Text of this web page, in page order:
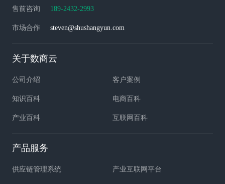
售前咨询 189-2432-2993
市场合作 steven@shushangyun.com
关于数商云
公司介绍 客户案例
知识百科 电商百科
产业百科 互联网百科
产品服务
供应链管理系统 产业互联网平台